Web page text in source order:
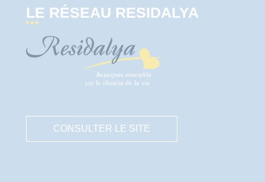
LE RÉSEAU RESIDALYA
CONSULTER LE SITE